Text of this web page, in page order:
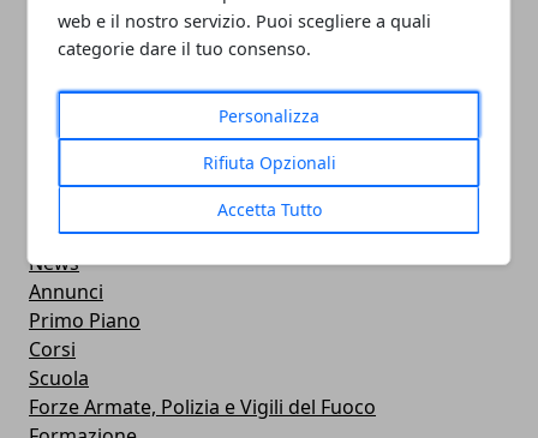
web e il nostro servizio. Puoi scegliere a quali
categorie dare il tuo consenso.
Personalizza
Rifiuta Opzionali
Accetta Tutto
Aziende
News
Annunci
Primo Piano
Corsi
Scuola
Forze Armate, Polizia e Vigili del Fuoco